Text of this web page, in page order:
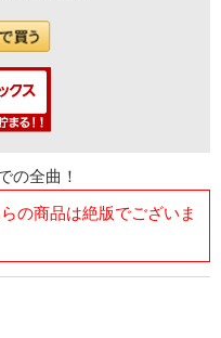
の全曲！
の商品は絶版でございま